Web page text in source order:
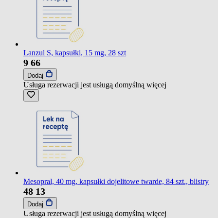
Lanzul S, kapsułki, 15 mg, 28 szt
9 66
Dodaj
Usługa rezerwacji jest usługą domyślną więcej
Mesopral, 40 mg, kapsułki dojelitowe twarde, 84 szt., blistry
48 13
Dodaj
Usługa rezerwacji jest usługą domyślną więcej